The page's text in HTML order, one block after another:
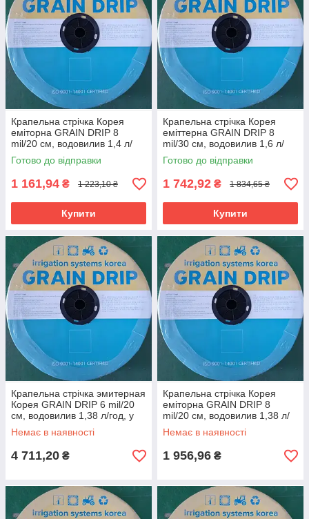
Крапельна стрічка Корея
еміторна GRAIN DRIP 8
mil/20 см, водовилив 1,4 л/
год, у бухті 500 м
Готово до відправки
1 161,94 ₴ 1 223,10 ₴
Купити
Крапельна стрічка Корея
еміттерна GRAIN DRIP 8
mil/30 см, водовилив 1,6 л/
год, у бухті 1000 м
Готово до відправки
1 742,92 ₴ 1 834,65 ₴
Купити
Крапельна стрічка эмитерная
Корея GRAIN DRIP 6 mil/20
см, водовилив 1,38 л/год, у
бухті 3000 м
Немає в наявності
4 711,20 ₴
Крапельна стрічка Корея
еміторна GRAIN DRIP 8
mil/20 см, водовилив 1,38 л/
год, у бухті 1000 м
Немає в наявності
1 956,96 ₴